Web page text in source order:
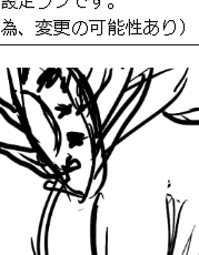
、変更の可能性あり）